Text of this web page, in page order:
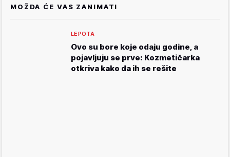
MOŽDA ĆE VAS ZANIMATI
LEPOTA
Ovo su bore koje odaju godine, a
pojavljuju se prve: Kozmetičarka
otkriva kako da ih se rešite